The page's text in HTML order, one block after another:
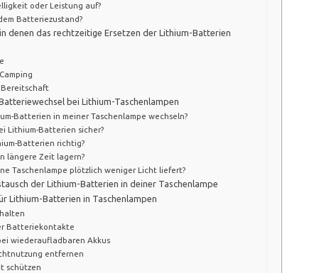
oder Leistung auf?
Batteriezustand?
denen das rechtzeitige Ersetzen der Lithium-Batterien
bei Lithium-Taschenlampen
Batterien in meiner Taschenlampe wechseln?
Lithium-Batterien sicher?
Batterien richtig?
längere Zeit lagern?
Taschenlampe plötzlich weniger Licht liefert?
der Lithium-Batterien in deiner Taschenlampe
Lithium-Batterien in Taschenlampen
Batteriekontakte
wiederaufladbaren Akkus
entfernen
schützen